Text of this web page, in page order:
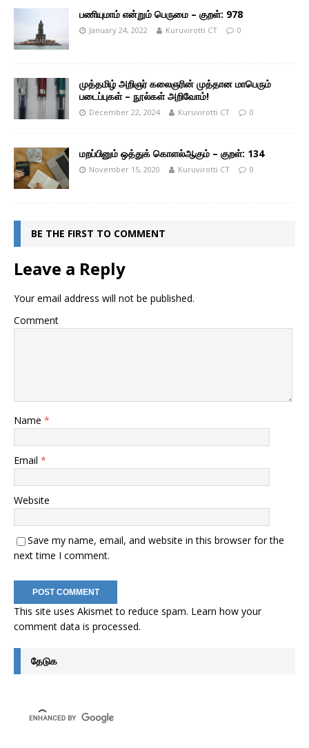
பணியுமாம் என்றும் பெருமை – குறள்: 978
January 24, 2022 Kuruvirotti CT 0
முத்தமிழ் அறிஞர் கலைஞரின் முத்தான மாபெரும்
படைப்புகள் – நூல்கள் அறிவோம்!
December 22, 2024 Kuruvirotti CT 0
மறப்பினும் ஒத்துக் கொளல்ஆகும் – குறள்: 134
November 15, 2020 Kuruvirotti CT 0
BE THE FIRST TO COMMENT
Leave a Reply
Your email address will not be published.
Comment
Name *
Email *
Website
Save my name, email, and website in this browser for the
next time I comment.
This site uses Akismet to reduce spam. Learn how your
comment data is processed.
தேடுக